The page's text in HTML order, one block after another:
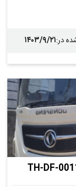
در:۱۴۰۳/۹/۲۱